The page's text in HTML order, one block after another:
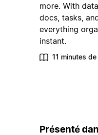
more. With
docs, tasks,
everything
instant.
11 minutes
Présenté